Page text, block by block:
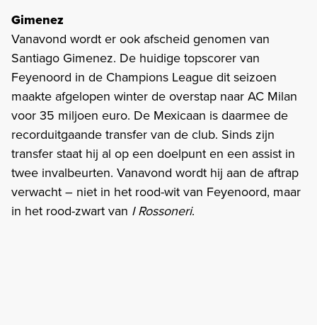
Gimenez
Vanavond wordt er ook afscheid genomen van
Santiago Gimenez. De huidige topscorer van
Feyenoord in de Champions League dit seizoen
maakte afgelopen winter de overstap naar AC Milan
voor 35 miljoen euro. De Mexicaan is daarmee de
recorduitgaande transfer van de club. Sinds zijn
transfer staat hij al op een doelpunt en een assist in
twee invalbeurten. Vanavond wordt hij aan de aftrap
verwacht – niet in het rood-wit van Feyenoord, maar
in het rood-zwart van I Rossoneri.